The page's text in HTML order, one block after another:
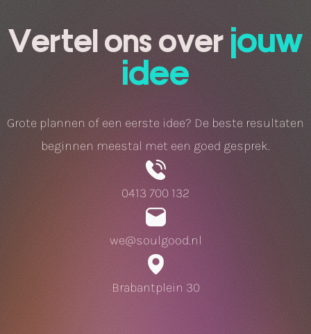
Vertel ons over jouw
idee
Grote plannen of een eerste idee? De beste resultaten
beginnen meestal met een goed gesprek.
0413 700 132
we@soulgood.nl
Brabantplein 30